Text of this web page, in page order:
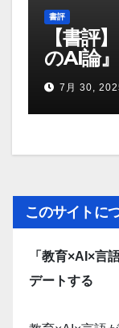
書評
【書評
のAI論』
7月 30,
このサイトに
「教育×AI×言
デートする